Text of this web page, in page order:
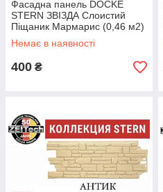
Фасадна панель DOCKE
STERN ЗВІЗДА Слоистий
Піщаник Мармарис (0,46 м2)
Немає в наявності
400 ₴